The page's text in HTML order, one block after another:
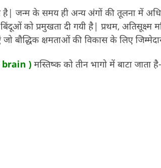
जन्म के समय ही अन्य अंगों की तूलना में
को प्रमुखता दी गयी है| प्रथम, अतिसूक्ष्म
जो बौद्धिक क्षमताओं की विकास के लिए
brain ) मस्तिष्क को तीन भागो में बाटा जाता है-